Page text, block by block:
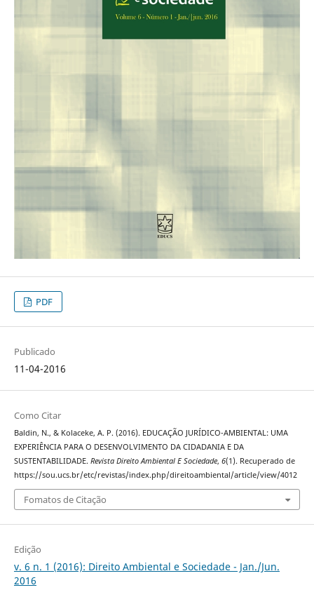
PDF
Publicado
11-04-2016
Como Citar
Baldin, N., & Kolaceke, A. P. (2016). EDUCAÇÃO JURÍDICO-AMBIENTAL: UMA
EXPERIÊNCIA PARA O DESENVOLVIMENTO DA CIDADANIA E DA
SUSTENTABILIDADE. Revista Direito Ambiental E Sociedade, 6(1). Recuperado de
https://sou.ucs.br/etc/revistas/index.php/direitoambiental/article/view/4012
Fomatos de Citação
Edição
v. 6 n. 1 (2016): Direito Ambiental e Sociedade - Jan./Jun.
2016